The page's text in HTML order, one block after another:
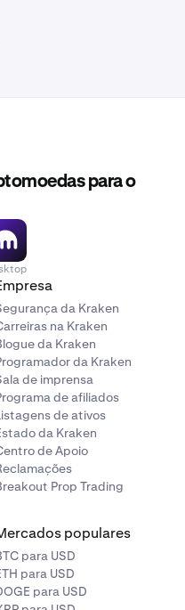
para o
da Kraken
na Kraken
da Kraken
da Kraken
de imprensa
de afiliados
de ativos
da Kraken
de Apoio
Prop Trading
populares
para USD
para USD
para USD